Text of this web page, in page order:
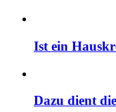
Ist ein
Dazu dient